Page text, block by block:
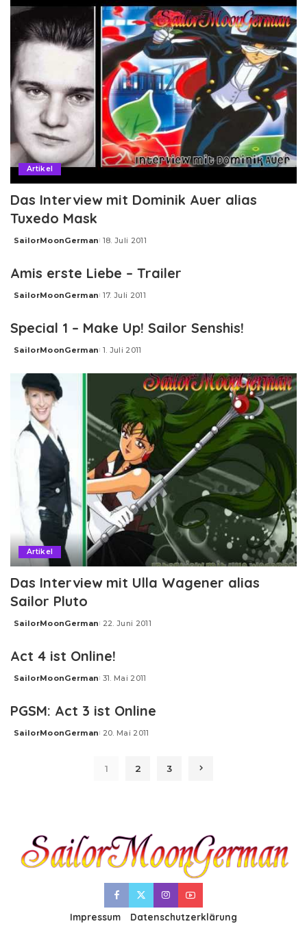
Artikel
Das Interview mit Dominik Auer alias
Tuxedo Mask
Posted
SailorMoonGerman 18. Juli 2011
Amis erste Liebe – Trailer
Posted
SailorMoonGerman 17. Juli 2011
Special 1 – Make Up! Sailor Senshis!
Posted
SailorMoonGerman 1. Juli 2011
Artikel
Das Interview mit Ulla Wagener alias
Sailor Pluto
Posted
SailorMoonGerman 22. Juni 2011
Act 4 ist Online!
Posted
SailorMoonGerman 31. Mai 2011
PGSM: Act 3 ist Online
Posted
SailorMoonGerman 20. Mai 2011
1 2 3
Impressum Datenschutzerklärung